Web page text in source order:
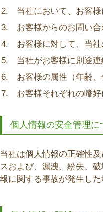
当社において、お客
お客様からのお問い
お客様に対して、当
当社がお客様に別途
お客様の属性（年齢
お客様それぞれの嗜
個人情報の安全管理に
当社は個人情報の正確性
スおよび、漏洩、紛失、
報に関する事故が発生し